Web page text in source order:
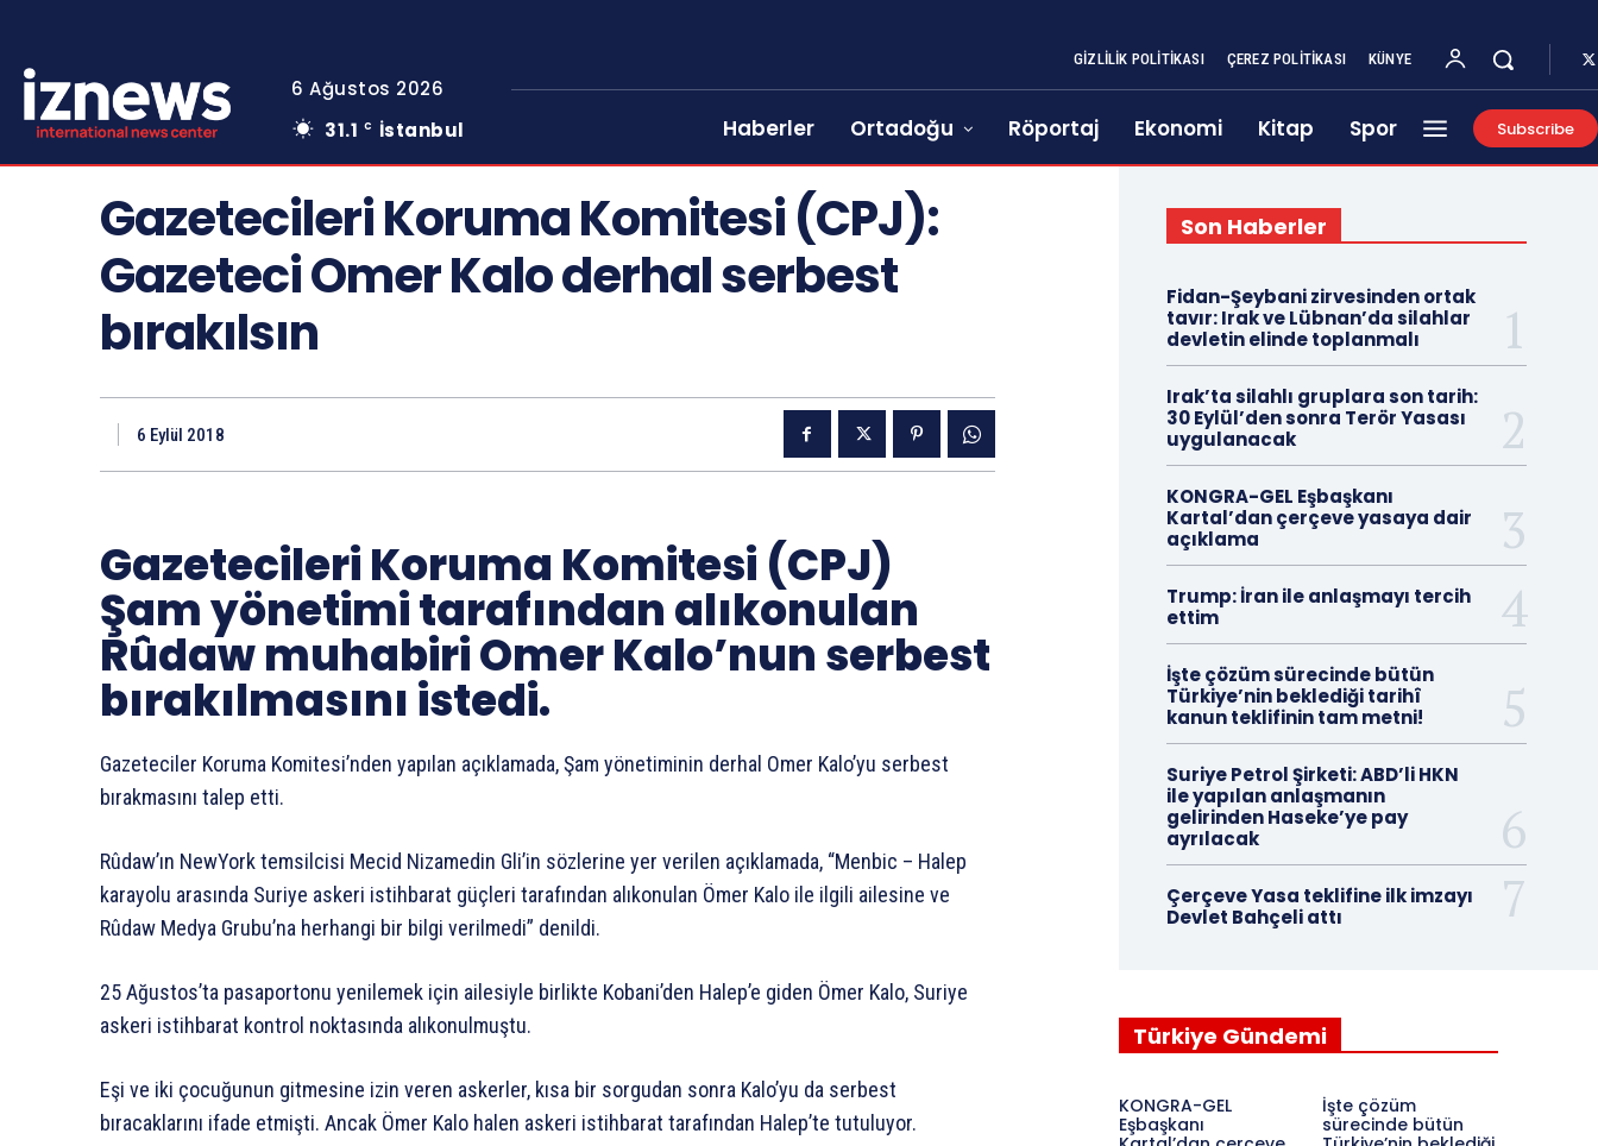
6 Ağustos 2026
31.1 C İstanbul
GIZLILIK POLITIKASI ÇEREZ POLITIKASI KÜNYE
Haberler Ortadoğu Röportaj Ekonomi Kitap Spor Subscribe
Gazetecileri Koruma Komitesi (CPJ):
Gazeteci Omer Kalo derhal serbest
bırakılsın
6 Eylül 2018
Gazetecileri Koruma Komitesi (CPJ)
Şam yönetimi tarafından alıkonulan
Rûdaw muhabiri Omer Kalo’nun serbest
bırakılmasını istedi.
Gazeteciler Koruma Komitesi’nden yapılan açıklamada, Şam yönetiminin derhal Omer Kalo’yu serbest
bırakmasını talep etti.
Rûdaw’ın NewYork temsilcisi Mecid Nizamedin Gli’in sözlerine yer verilen açıklamada, “Menbic – Halep
karayolu arasında Suriye askeri istihbarat güçleri tarafından alıkonulan Ömer Kalo ile ilgili ailesine ve
Rûdaw Medya Grubu’na herhangi bir bilgi verilmedi” denildi.
25 Ağustos’ta pasaportonu yenilemek için ailesiyle birlikte Kobani’den Halep’e giden Ömer Kalo, Suriye
askeri istihbarat kontrol noktasında alıkonulmuştu.
Eşi ve iki çocuğunun gitmesine izin veren askerler, kısa bir sorgudan sonra Kalo’yu da serbest
bıracaklarını ifade etmişti. Ancak Ömer Kalo halen askeri istihbarat tarafından Halep’te tutuluyor.
Son Haberler
Fidan-Şeybani zirvesinden ortak
tavır: Irak ve Lübnan’da silahlar
devletin elinde toplanmalı
Irak’ta silahlı gruplara son tarih:
30 Eylül’den sonra Terör Yasası
uygulanacak
KONGRA-GEL Eşbaşkanı
Kartal’dan çerçeve yasaya dair
açıklama
Trump: İran ile anlaşmayı tercih
ettim
İşte çözüm sürecinde bütün
Türkiye’nin beklediği tarihî
kanun teklifinin tam metni!
Suriye Petrol Şirketi: ABD’li HKN
ile yapılan anlaşmanın
gelirinden Haseke’ye pay
ayrılacak
Çerçeve Yasa teklifine ilk imzayı
Devlet Bahçeli attı
Türkiye Gündemi
KONGRA-GEL
Eşbaşkanı
İşte çözüm
sürecinde bütün